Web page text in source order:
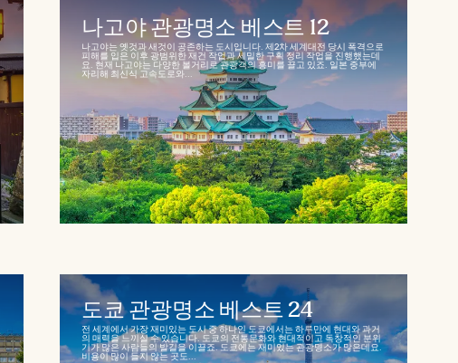
나고야 관광명소 베스트 12
나고야는 옛것과 새것이 공존하는 도시입니다. 제2차 세계대전 당시 폭격으로
피해를 입은 이후 광범위한 재건 작업과 세밀한 구획 정리 작업을 진행했는데
요. 현재 나고야는 다양한 볼거리로 관광객의 흥미를 끌고 있죠. 일본 중부에
자리해 최신식 고속도로와...
도쿄 관광명소 베스트 24
전 세계에서 가장 재미있는 도시 중 하나인 도쿄에서는 하루만에 현대와 과거
의 매력을 느끼실 수 있습니다. 도쿄의 전통문화와 현대적이고 독창적인 분위
기가 많은 사람들의 발길을 이끌죠. 도쿄에는 재미있는 관광명소가 많은데요.
비용이 많이 들지 않는 곳도...